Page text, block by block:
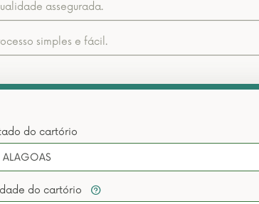
assegurada.
simples e fácil.
do cartório
ALAGOAS
do cartório